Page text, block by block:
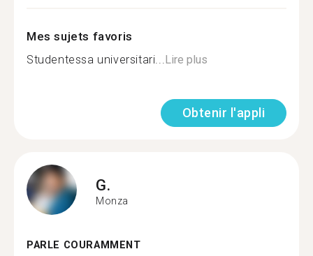
Mes sujets favoris
Studentessa universitari...Lire plus
Obtenir l'appli
G.
Monza
PARLE COURAMMENT